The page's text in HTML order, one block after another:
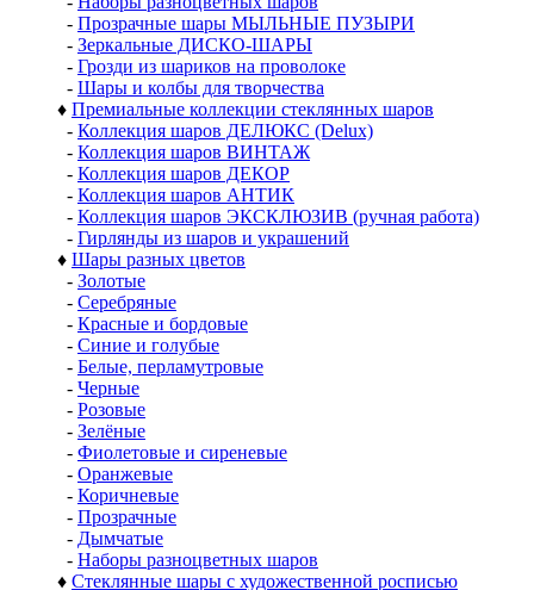
- Прозрачные шары МЫЛЬНЫЕ ПУЗЫРИ
- Зеркальные ДИСКО-ШАРЫ
- Грозди из шариков на проволоке
- Шары и колбы для творчества
♦ Премиальные коллекции стеклянных шаров
- Коллекция шаров ДЕЛЮКС (Delux)
- Коллекция шаров ВИНТАЖ
- Коллекция шаров ДЕКОР
- Коллекция шаров АНТИК
- Коллекция шаров ЭКСКЛЮЗИВ (ручная работа)
- Гирлянды из шаров и украшений
♦ Шары разных цветов
- Золотые
- Серебряные
- Красные и бордовые
- Синие и голубые
- Белые, перламутровые
- Черные
- Розовые
- Зелёные
- Фиолетовые и сиреневые
- Оранжевые
- Коричневые
- Прозрачные
- Дымчатые
- Наборы разноцветных шаров
♦ Стеклянные шары с художественной росписью